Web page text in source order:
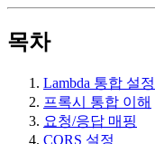
목차
Lambda 통합 설정
프록시 통합 이해
요청/응답 매핑
CORS 설정